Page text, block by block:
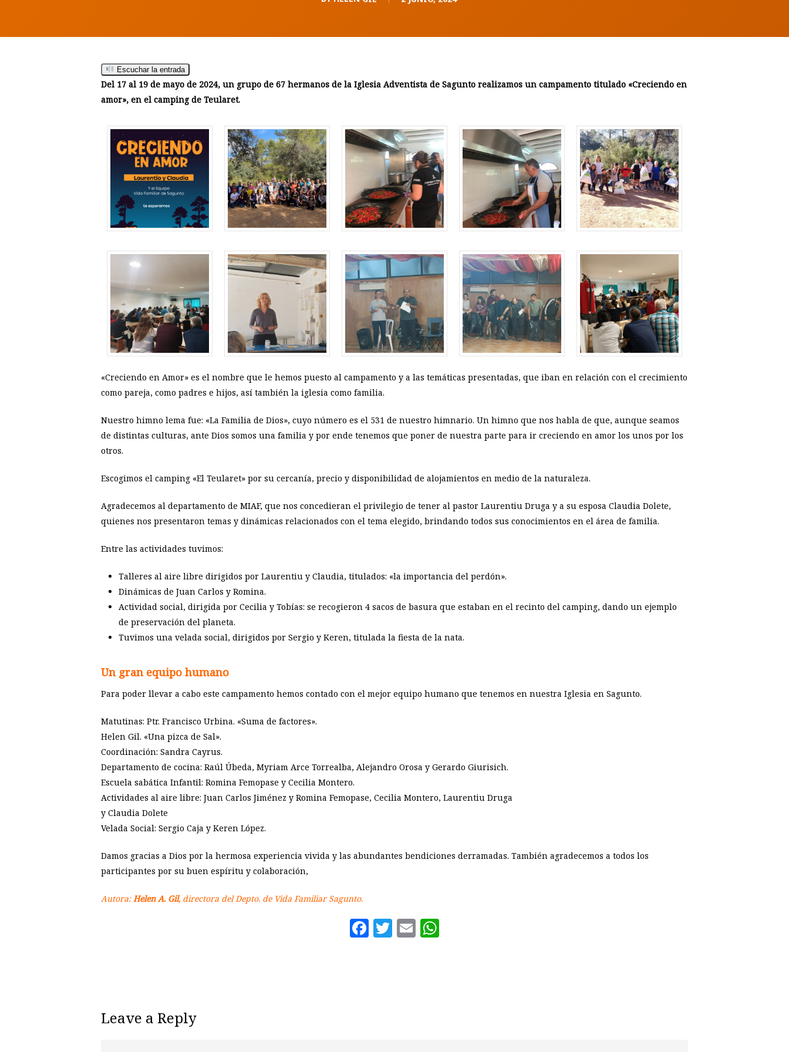
Hit enter to search or ESC to close
Escuchar la entrada
Del 17 al 19 de mayo de 2024, un grupo de 67 hermanos de la Iglesia Adventista de Sagunto realizamos un campamento titulado «Creciendo en
amor», en el camping de Teularet.
«Creciendo en Amor» es el nombre que le hemos puesto al campamento y a las temáticas presentadas, que iban en relación con el crecimiento
como pareja, como padres e hijos, así también la iglesia como familia.
Nuestro himno lema fue: «La Familia de Dios», cuyo número es el 531 de nuestro himnario. Un himno que nos habla de que, aunque seamos
de distintas culturas, ante Dios somos una familia y por ende tenemos que poner de nuestra parte para ir creciendo en amor los unos por los
otros.
Escogimos el camping «El Teularet» por su cercanía, precio y disponibilidad de alojamientos en medio de la naturaleza.
Agradecemos al departamento de MIAF, que nos concedieran el privilegio de tener al pastor Laurentiu Druga y a su esposa Claudia Dolete,
quienes nos presentaron temas y dinámicas relacionados con el tema elegido, brindando todos sus conocimientos en el área de familia.
Entre las actividades tuvimos:
Talleres al aire libre dirigidos por Laurentiu y Claudia, titulados: «la importancia del perdón».
Dinámicas de Juan Carlos y Romina.
Actividad social, dirigida por Cecilia y Tobías: se recogieron 4 sacos de basura que estaban en el recinto del camping, dando un ejemplo
de preservación del planeta.
Tuvimos una velada social, dirigidos por Sergio y Keren, titulada la fiesta de la nata.
Un gran equipo humano
Para poder llevar a cabo este campamento hemos contado con el mejor equipo humano que tenemos en nuestra Iglesia en Sagunto.
Matutinas: Ptr. Francisco Urbina. «Suma de factores».
Helen Gil. «Una pizca de Sal».
Coordinación: Sandra Cayrus.
Departamento de cocina: Raúl Úbeda, Myriam Arce Torrealba, Alejandro Orosa y Gerardo Giurisich.
Escuela sabática Infantil: Romina Femopase y Cecilia Montero.
Actividades al aire libre: Juan Carlos Jiménez y Romina Femopase, Cecilia Montero, Laurentiu Druga
y Claudia Dolete
Velada Social: Sergio Caja y Keren López.
Damos gracias a Dios por la hermosa experiencia vivida y las abundantes bendiciones derramadas. También agradecemos a todos los
participantes por su buen espíritu y colaboración,
Autora:Helen A. Gil, directora del Depto. de Vida Familiar Sagunto.
Facebook
Twitter
Email
Leave a Reply